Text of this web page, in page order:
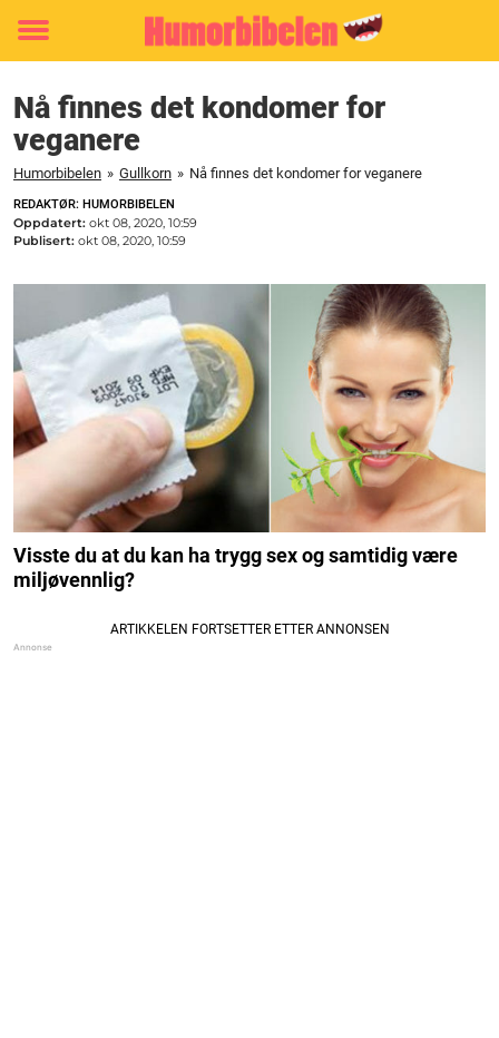
Toggle
Nå finnes det kondomer for
veganere
Humorbibelen » Gullkorn » Nå finnes det kondomer for veganere
REDAKTØR: HUMORBIBELEN
Oppdatert: okt 08, 2020, 10:59
Publisert: okt 08, 2020, 10:59
Visste du at du kan ha trygg sex og samtidig være
miljøvennlig?